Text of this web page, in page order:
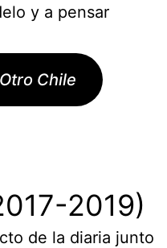
y a pensar
Otro Chile
2019)
de la diaria junto